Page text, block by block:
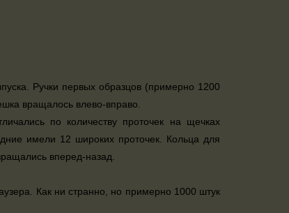
Ручки первых образцов (примерно 1200
вращалось влево-вправо.
по количеству проточек на щечках
имели 12 широких проточек. Кольца для
вперед-назад.
Как ни странно, но примерно 1000 штук